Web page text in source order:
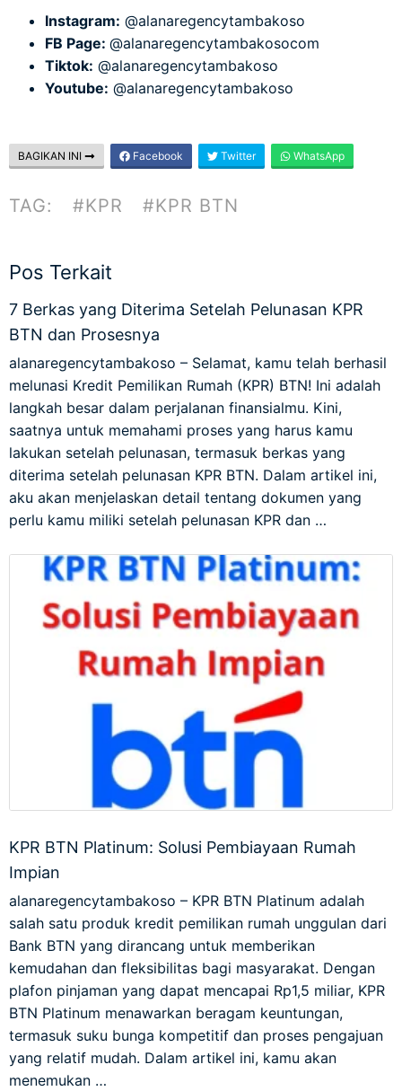
Instagram: @alanaregencytambakoso
FB Page: @alanaregencytambakosocom
Tiktok: @alanaregencytambakoso
Youtube: @alanaregencytambakoso
BAGIKAN INI Facebook Twitter WhatsApp
TAG: #KPR #KPR BTN
Pos Terkait
7 Berkas yang Diterima Setelah Pelunasan KPR
BTN dan Prosesnya
alanaregencytambakoso – Selamat, kamu telah berhasil
melunasi Kredit Pemilikan Rumah (KPR) BTN! Ini adalah
langkah besar dalam perjalanan finansialmu. Kini,
saatnya untuk memahami proses yang harus kamu
lakukan setelah pelunasan, termasuk berkas yang
diterima setelah pelunasan KPR BTN. Dalam artikel ini,
aku akan menjelaskan detail tentang dokumen yang
perlu kamu miliki setelah pelunasan KPR dan …
KPR BTN Platinum: Solusi Pembiayaan Rumah
Impian
alanaregencytambakoso – KPR BTN Platinum adalah
salah satu produk kredit pemilikan rumah unggulan dari
Bank BTN yang dirancang untuk memberikan
kemudahan dan fleksibilitas bagi masyarakat. Dengan
plafon pinjaman yang dapat mencapai Rp1,5 miliar, KPR
BTN Platinum menawarkan beragam keuntungan,
termasuk suku bunga kompetitif dan proses pengajuan
yang relatif mudah. Dalam artikel ini, kamu akan
menemukan …